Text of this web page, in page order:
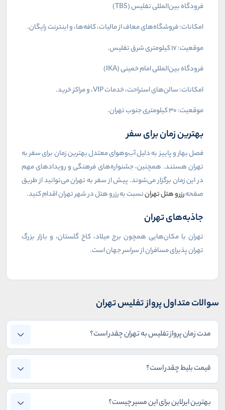
فرودگاه بین‌المللی تفلیس (TBS
)
امکانات: فروشگاه‌های معاف از مالیات، کافه‌ها، و اینترنت رایگان.
موقعیت: 17 کیلومتری شرق تفلیس.
فرودگاه بین‌المللی امام خمینی (IKA
)
امکانات: سالن‌های استراحت، خدماتVIP، و مراکز خرید.
موقعیت: 30 کیلومتری جنوب تهران.
بهترین زمان برای سفر
فصل بهار و پاییز به دلیل آب‌وهوای معتدل بهترین زمان برای سفر به
تهران هستند. همچنین، جشنواره‌های فرهنگی و رویدادهای مهم
در این زمان برگزار می‌شوند. پیش از سفر به تهران می‌توانید از طریق
صفحهرزرو هتل تهراننسبت به رزرو هتل در شهر تهران اقدام کنید.
جاذبه‌های تهران
تهران با مکان‌هایی همچون برج میلاد، کاخ گلستان، و بازار بزرگ
تهران پذیرای مسافران از سراسر جهان است.
سوالات متداول پرواز تفلیس تهران
مدت زمان پرواز تفلیس به تهران چقدر است؟
قیمت بلیط چقدر است؟
بهترین ایرلاین برای این مسیر چیست؟